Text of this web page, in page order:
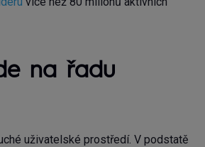
na řadu
uživatelské prostředí. V podstatě